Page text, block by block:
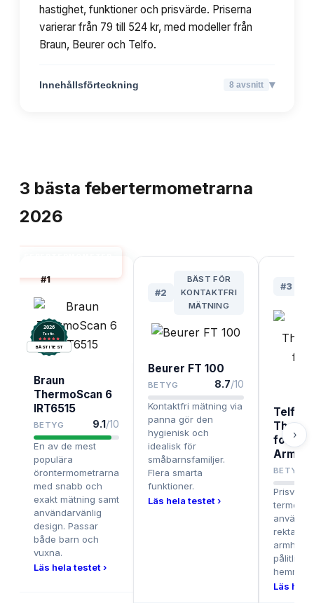
hastighet, funktioner och prisvärde. Priserna
varierar från 79 till 524 kr, med modeller från
Braun, Beurer och Telfo.
Innehållsförteckning 8 avsnitt ▾
3 bästa febertermometrarna
2026
#1
2026
Testix.
BÄST I TEST
Braun
ThermoScan 6
IRT6515
BETYG 9.1/10
En av de mest
populära
örontermometrarna
med snabb och
exakt mätning samt
användarvänlig
design. Passar
både barn och
vuxna.
Läs hela testet ›
#2
BÄST FÖR
KONTAKTFRI
MÄTNING
Beurer FT 100
BETYG 8.7/10
Kontaktfri mätning via
panna gör den
hygienisk och
idealisk för
småbarnsfamiljer.
Flera smarta
funktioner.
Läs hela testet ›
#3
Telfo
for
Armpit
BETYG
Prisvärd
rektalt
pålitlig
Läs hela
›